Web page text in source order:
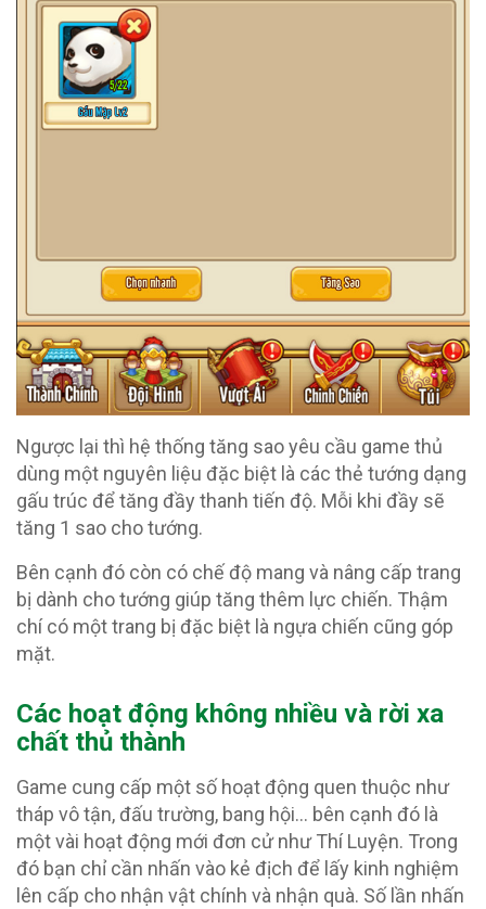
Ngược lại thì hệ thống tăng sao yêu cầu game thủ
dùng một nguyên liệu đặc biệt là các thẻ tướng dạng
gấu trúc để tăng đầy thanh tiến độ. Mỗi khi đầy sẽ
tăng 1 sao cho tướng.
Bên cạnh đó còn có chế độ mang và nâng cấp trang
bị dành cho tướng giúp tăng thêm lực chiến. Thậm
chí có một trang bị đặc biệt là ngựa chiến cũng góp
mặt.
Các hoạt động không nhiều và rời xa
chất thủ thành
Game cung cấp một số hoạt động quen thuộc như
tháp vô tận, đấu trường, bang hội… bên cạnh đó là
một vài hoạt động mới đơn cử như Thí Luyện. Trong
đó bạn chỉ cần nhấn vào kẻ địch để lấy kinh nghiệm
lên cấp cho nhận vật chính và nhận quà. Số lần nhấn